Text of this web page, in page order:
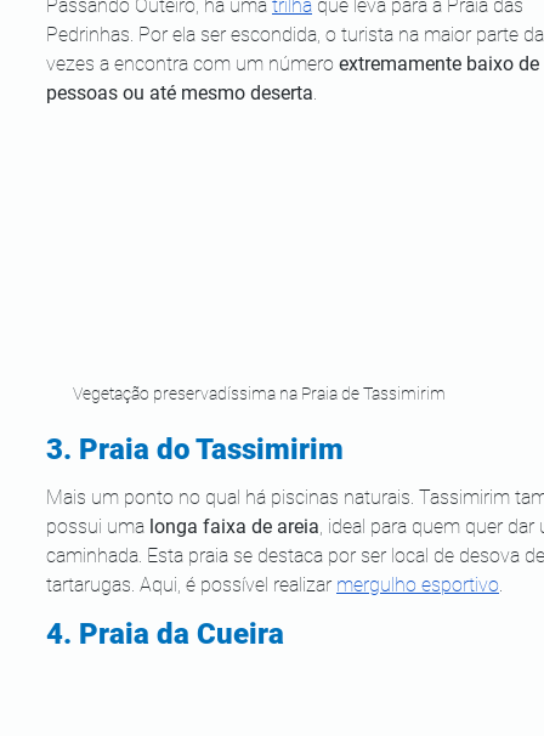
Passando Outeiro, há uma trilha que leva para a Praia das
Pedrinhas. Por ela ser escondida, o turista na maior parte
vezes a encontra com um número extremamente baixo de
pessoas ou até mesmo deserta.
Vegetação preservadíssima na Praia de Tassimirim
3. Praia do Tassimirim
Mais um ponto no qual há piscinas naturais. Tassimirim
possui uma longa faixa de areia , ideal para quem quer
caminhada. Esta praia se destaca por ser local de desova
tartarugas. Aqui, é possível realizar mergulho esportivo
4. Praia da Cueira